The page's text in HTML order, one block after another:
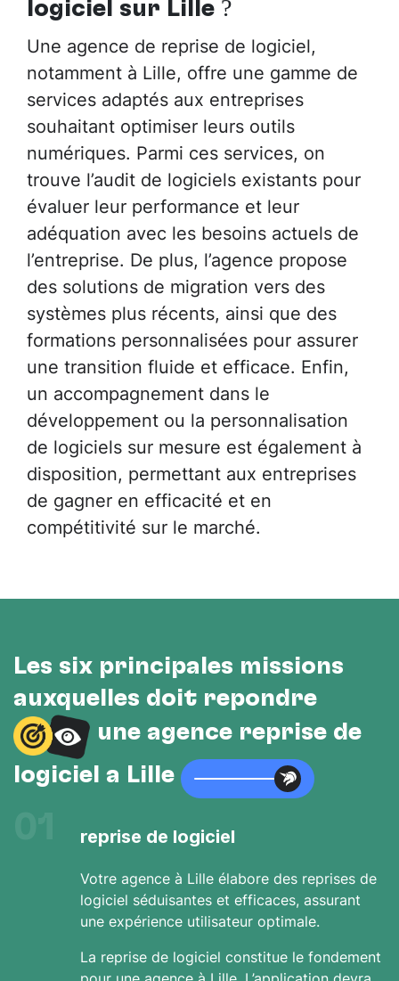
logiciel sur Lille ?
Une agence de reprise de logiciel,
notamment à Lille, offre une gamme de
services adaptés aux entreprises
souhaitant optimiser leurs outils
numériques. Parmi ces services, on
trouve l’audit de logiciels existants pour
évaluer leur performance et leur
adéquation avec les besoins actuels de
l’entreprise. De plus, l’agence propose
des solutions de migration vers des
systèmes plus récents, ainsi que des
formations personnalisées pour assurer
une transition fluide et efficace. Enfin,
un accompagnement dans le
développement ou la personnalisation
de logiciels sur mesure est également à
disposition, permettant aux entreprises
de gagner en efficacité et en
compétitivité sur le marché.
Les six principales missions
auxquelles doit répondre
une agence reprise de
logiciel à Lille
reprise de logiciel
Votre agence à Lille élabore des reprises de
logiciel séduisantes et efficaces, assurant
une expérience utilisateur optimale.
La reprise de logiciel constitue le fondement